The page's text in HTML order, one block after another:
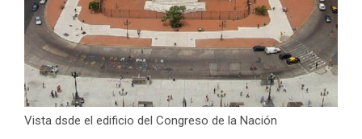
Vista dsde el edificio del Congreso de la Nación